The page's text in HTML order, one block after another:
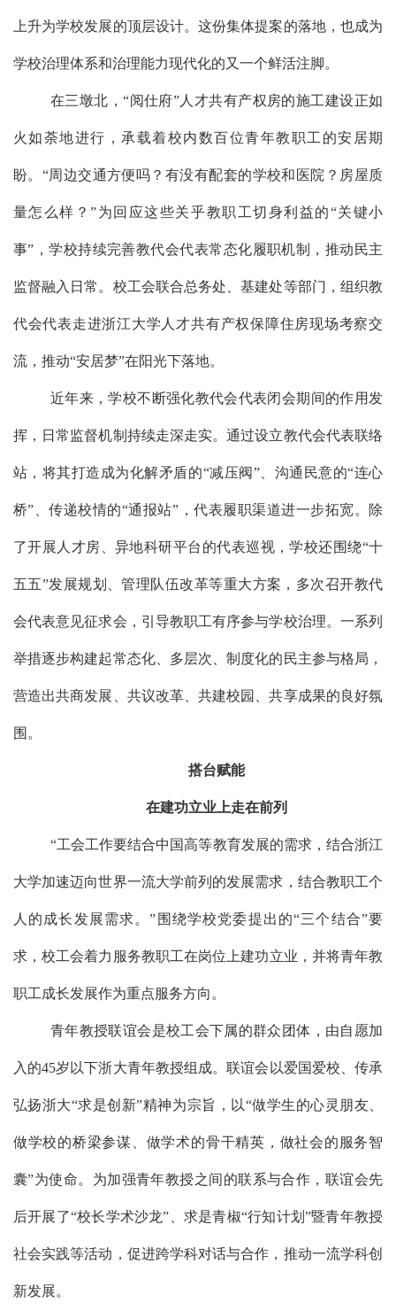
上升为学校发展的顶层设计。这份集体提案的落地， 也成为
学校治理体系和治理能力现代化的又 一个鲜活注脚。
在三墩北，“阅仕府”人才共有产权房的施工建设正如
火如荼地进行，承载着校内数百位青年教职工的安居期
盼。“周边交通方便吗？有没有配套的学校和医院？房屋质
量怎么样？”为回应这些关乎教职工切身利益的“关键小
事”，学校持续完善教代会代表常态化履职机制，推动民主
监督融入日常 。 校工会联合总务处 、基建处等部门， 组织教
代会代表走进浙江大学人才共有产权保障住房现场考察交
流， 推动“安居梦”在阳光下落地。
近年来，学校不断强化教代会代表闭会期间的作用发
挥，日常监督机制持续走深走实。通过设立教代会代表联络
站，将其打造成为化解矛盾的“减压阀”、沟通民意的“连心
桥”、传递校情的“通报站”，代表履职渠道进一步拓宽。除
了开展人才房、异地科研平台 的代表巡视，学校还围绕“十
五五”发展规划、管理队伍改革等重大方案，多次召开教代
会代表意见征求会，引导教职工有序参与学校治理。一系列
举措逐步构建起常态化、多层次、制度化的民主参与格局，
营造出共商发展、共议改革、共建校园、共享成果的良好氛
围。
搭台赋能
在建功立业上走在前列
“工会工作要结合中国高等教育发展的需求，结合浙江
大学加速迈向世界一流大学前列的发展需求，结合教职工个
人的成长发展需求。” 围绕学校党委提出的“三个结合”要
求 ，校工会着力服务教职工在岗位上建功立业，并将青年教
职工成长发展作为重点服务方向。
青年教授联谊会是校工会下属的群众团体，由自愿加
入的45岁以下浙大青年教授组成。联谊会以爱国爱校、传承
弘扬浙大“求是创新”精神为宗旨，以“做学生的心灵朋友、
做学校的桥梁参谋、做学术的骨干精英，做社会的服务智
囊”为使命。 为加强青年教授之间的联系与合作， 联谊会先
后开展了“校长学术沙龙”、求是青椒“行知计划”暨青年教授
社会实践等活动，促进跨学科对话与合作，推动一流学科创
新发展。